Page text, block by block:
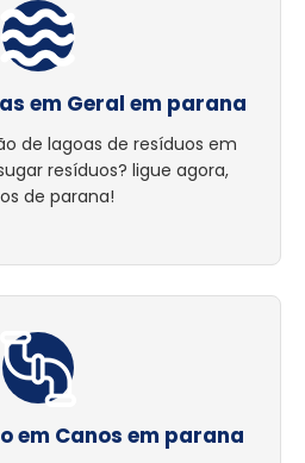
em Geral em parana
de lagoas de resíduos em
resíduos? ligue agora,
de parana!
em Canos em parana